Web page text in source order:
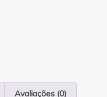
Avaliações (0)